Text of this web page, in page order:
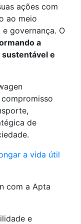
ações com
ao meio
governança. O
a
e
de
a vida útil
com a Apta
e